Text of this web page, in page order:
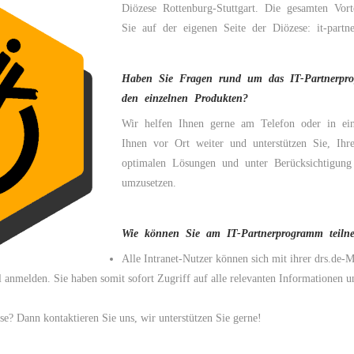
Diözese Rottenburg-Stuttgart. Die gesamten
Sie auf der eigenen Seite der Diözese: it-
Haben Sie Fragen rund um das IT-
den einzelnen Produkten?
Wir helfen Ihnen gerne am Telefon oder in
Ihnen vor Ort weiter und unterstützen Sie,
optimalen Lösungen und unter
umzusetzen.
Wie können Sie am IT-Partnerprogramm
Alle Intranet-Nutzer können sich mit ihrer drs.de-
anmelden. Sie haben somit sofort Zugriff auf alle relevanten Informationen
Dann kontaktieren Sie uns, wir unterstützen Sie gerne!